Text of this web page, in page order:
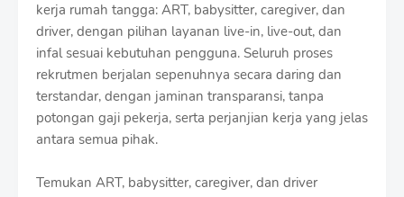
kerja rumah tangga: ART, babysitter, caregiver, dan
driver, dengan pilihan layanan live-in, live-out, dan
infal sesuai kebutuhan pengguna. Seluruh proses
rekrutmen berjalan sepenuhnya secara daring dan
terstandar, dengan jaminan transparansi, tanpa
potongan gaji pekerja, serta perjanjian kerja yang jelas
antara semua pihak.
Temukan ART, babysitter, caregiver, dan driver